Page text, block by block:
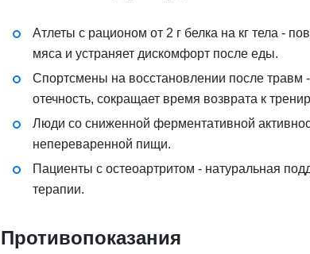
Атлеты с рационом от 2 г белка на кг тела -
мяса и устраняет дискомфорт после еды.
Спортсмены на восстановлении после травм
отечность, сокращает время возврата к
Люди со сниженной ферментативной
непереваренной пищи.
Пациенты с остеоартритом - натуральная
терапии.
Противопоказания